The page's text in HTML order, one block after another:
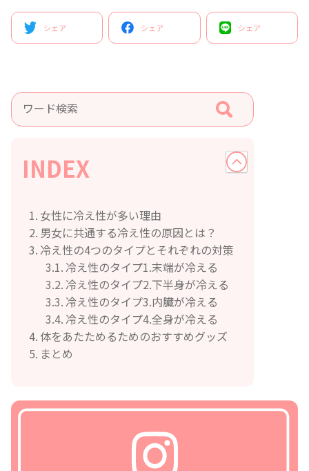
シェア シェア シェア
INDEX
女性に冷え性が多い理由
男女に共通する冷え性の原因とは？
冷え性の4つのタイプとそれぞれの対策
冷え性のタイプ1.末端が冷える
冷え性のタイプ2.下半身が冷える
冷え性のタイプ3.内臓が冷える
冷え性のタイプ4.全身が冷える
体をあたためるためのおすすめグッズ
まとめ